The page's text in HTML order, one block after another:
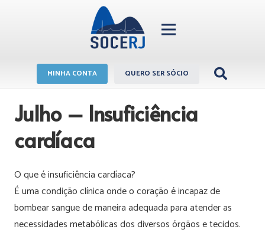
MINHA CONTA QUERO SER SÓCIO
Julho – Insuficiência
cardíaca
O que é insuficiência cardíaca?
É uma condição clínica onde o coração é incapaz de
bombear sangue de maneira adequada para atender as
necessidades metabólicas dos diversos órgãos e tecidos.